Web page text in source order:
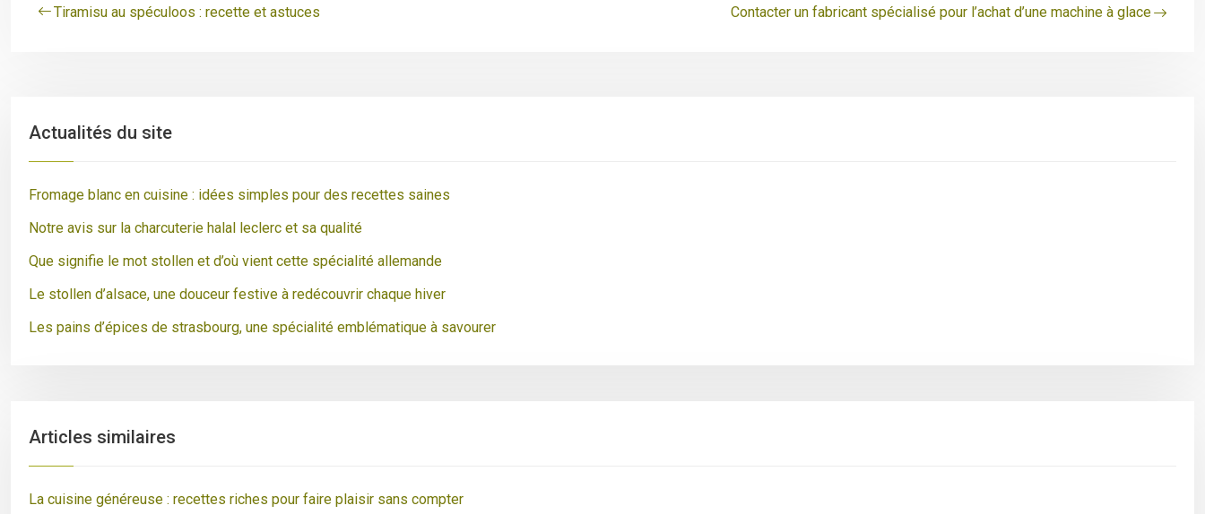
Tiramisu au spéculoos : recette et astuces Contacter un fabricant spécialisé pour l’achat d’une machine à glace
Actualités du site
Fromage blanc en cuisine : idées simples pour des recettes saines
Notre avis sur la charcuterie halal leclerc et sa qualité
Que signifie le mot stollen et d’où vient cette spécialité allemande
Le stollen d’alsace, une douceur festive à redécouvrir chaque hiver
Les pains d’épices de strasbourg, une spécialité emblématique à savourer
Articles similaires
La cuisine généreuse : recettes riches pour faire plaisir sans compter